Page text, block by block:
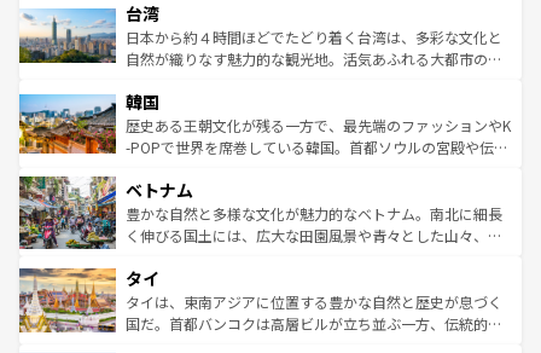
ならではの贅沢な旅のスタイルだ。 なお、新着のアメリカ
情報はコンテンツ一覧を参照してほしい。
れるおもてなしの心で訪れる人々を迎えてくれるハワイの
人々、おいしいローカルフードやハワイアンミュージッ
ク、伝統的なフラダンスなど、すべてがハワイの魅力を彩
ワイを、存分に味わってほしい。 なお、新着のハワイ情報
はコンテンツ一覧を参照してほしい。
リアリーフや大陸中央部にそびえるウルル（エアーズロッ
ク）、タスマニアの美しい原生林やケアンズの熱帯雨林な
ど、見どころがたくさん。また、カフェやワイン、オージ
いる。アクティビティも充実しており、サーフィンやダイ
ビング、ハイキングなど、アウトドア好きにはたまらな
い。オーストラリアの多彩な魅力を存分に味わいつくそ
参照してほしい。
台湾
日本から約４時間ほどでたどり着く台湾は、多彩な文化と
自然が織りなす魅力的な観光地。活気あふれる大都市の台
ン）、静ひつな山岳地帯である台湾東部など、都市の喧騒
と山間の静けさが共存しており、訪れる人に新しい発見と
驚きをもたらしてくれる。また、奥深い台湾の食文化も魅
容にもいいと評判のスイーツなど、バラエティ豊かな料理
が味わえる。 なお、新着の台湾情報は コンテンツ一覧を参
照してほしい。
韓国
歴史ある王朝文化が残る一方で、最先端のファッションやK
-POPで世界を席巻している韓国。首都ソウルの宮殿や伝統
き、地方に足を延ばせば四季折々の自然美を楽しむことが
できる。そして、キムチや焼肉、絶品のストリートフード
まで、さまざまな韓国料理が待っている。夜には、韓国な
リティに包まれながら、韓国の多彩な魅力を心ゆくまで味
わってみてほしい。 なお、新着の韓国情報はコンテンツ一
覧を参照してほしい。
ベトナム
豊かな自然と多様な文化が魅力的なベトナム。南北に細長
く伸びる国土には、広大な田園風景や青々とした山々、世
急速な発展と共に伝統が息づく。ハノイの古い町並みやホ
ーチミン市のフランス統治時代の建物も、独特の雰囲気を
醸し出している。また、バラエティの豊かさとおいしさで
タイ
タイは、東南アジアに位置する豊かな自然と歴史が息づく
国だ。首都バンコクは高層ビルが立ち並ぶ一方、伝統的な